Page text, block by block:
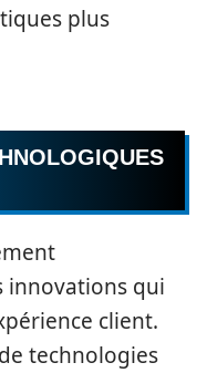
plus
innovations qui
client.
technologies